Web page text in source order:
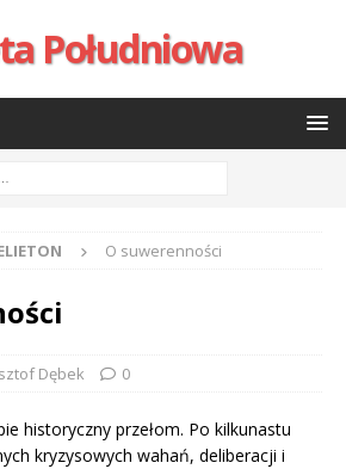
Południowa
O suwerenności
Dębek 0
historyczny przełom. Po kilkunastu
kryzysowych wahań, deliberacji i